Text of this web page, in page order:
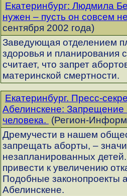
Екатеринбург: Людмила
нужен – пусть он совсем
сентября 2002 года)
Заведующая отделением
здоровья и
считает, что запрет
материнской смертности.
Екатеринбург. Пресс-
Абелинскене:
человека. (Регион-
Дремучести в нашем
запрещать аборты, –
незапланированных
привести к увеличению
Подобные законопроекты
Абелинскене.